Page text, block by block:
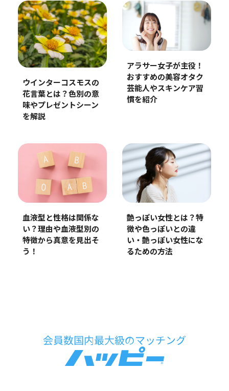
ウインターコスモスの
花言葉とは？色別の意
味やプレゼントシーン
を解説
アラサー女子が主役！
おすすめの美容オタク
芸能人やスキンケア習
慣を紹介
血液型と性格は関係な
い？理由や血液型別の
特徴から真意を見出そ
う！
艶っぽい女性とは？特
徴や色っぽいとの違
い・艶っぽい女性にな
るための方法